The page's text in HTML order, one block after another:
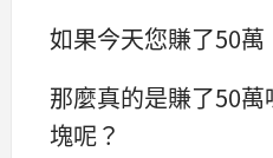
如果今天您賺了50萬
那麼真的是賺了50
塊呢？